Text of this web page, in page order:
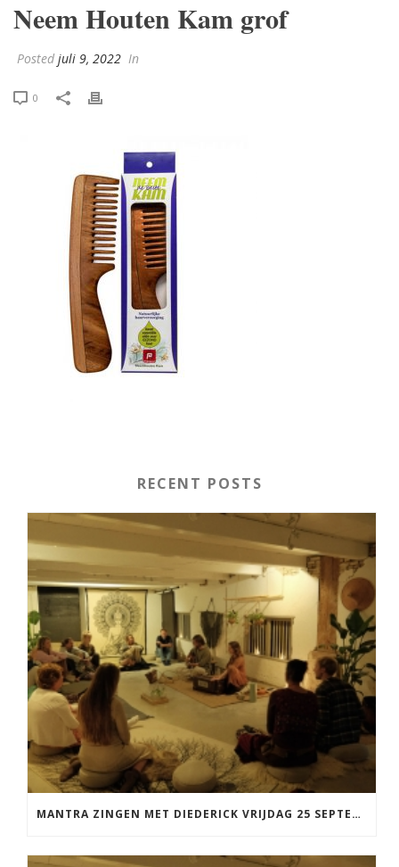
Neem Houten Kam grof
Posted juli 9, 2022 In
0
RECENT POSTS
MANTRA ZINGEN MET DIEDERICK VRIJDAG 25 SEPTEMBER EN 20 NOVEMBER